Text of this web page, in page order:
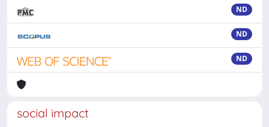
ND
ND
ND
social impact